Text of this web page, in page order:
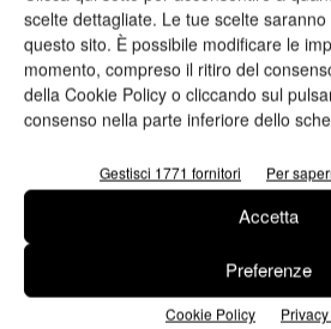
scelte dettagliate. Le tue scelte
questo sito. È possibile modificare le
momento, compreso il ritiro del
della Cookie Policy o cliccando sul
consenso nella parte inferiore dello
Gestisci 1771 fornitori Per
Accetta
Preferenze
Cookie Policy
dei rifiuti organici per 3 mesi, il
un setaccio di 2 mm di luce. I residui
aventi dimensioni superiori a 2 mm
più del 10% della massa iniziale.
verificate rispettivamente con una
scala pilota e con una prova di crescita
campioni di compost ottenuto dal
devono esserci differenze rispetto ad